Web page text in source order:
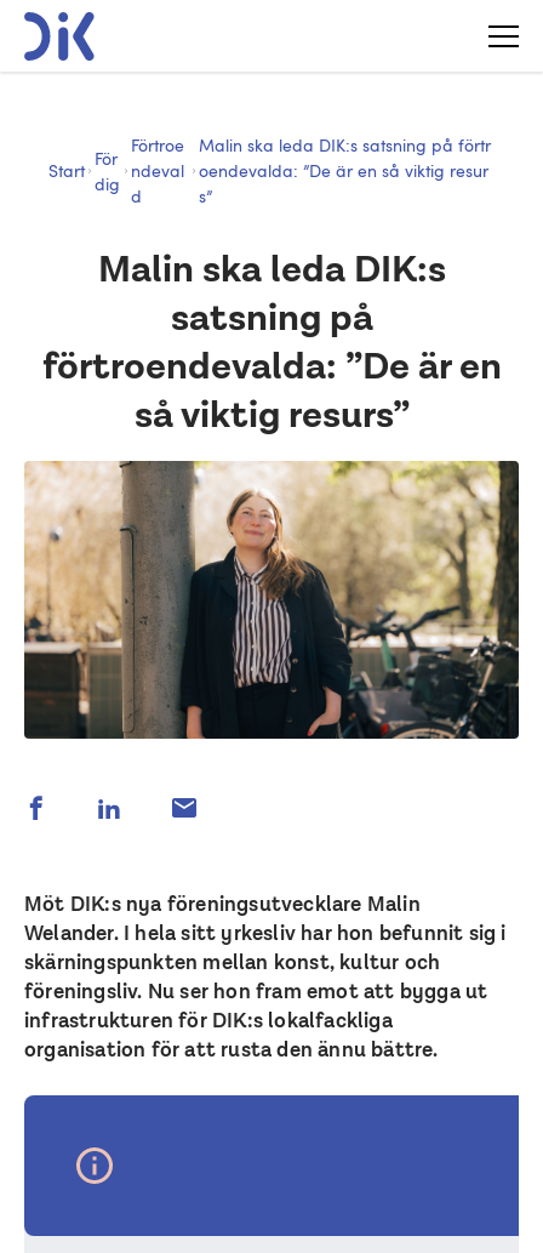
Start
För
dig
Förtroe
ndeval
d
Malin ska leda DIK:s satsning på förtr
oendevalda: ”De är en så viktig resur
s”
Malin ska leda DIK:s
satsning på
förtroendevalda: ”De är en
så viktig resurs”
Möt DIK:s nya föreningsutvecklare Malin
Welander. I hela sitt yrkesliv har hon befunnit sig i
skärningspunkten mellan konst, kultur och
föreningsliv. Nu ser hon fram emot att bygga ut
infrastrukturen för DIK:s lokalfackliga
organisation för att rusta den ännu bättre.